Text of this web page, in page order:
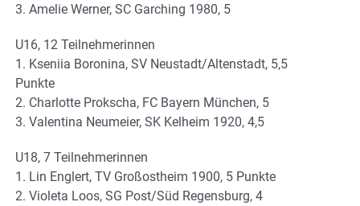
3. Amelie Werner, SC Garching 1980, 5
U16, 12 Teilnehmerinnen
1. Kseniia Boronina, SV Neustadt/Altenstadt, 5,5
Punkte
2. Charlotte Prokscha, FC Bayern München, 5
3. Valentina Neumeier, SK Kelheim 1920, 4,5
U18, 7 Teilnehmerinnen
1. Lin Englert, TV Großostheim 1900, 5 Punkte
2. Violeta Loos, SG Post/Süd Regensburg, 4